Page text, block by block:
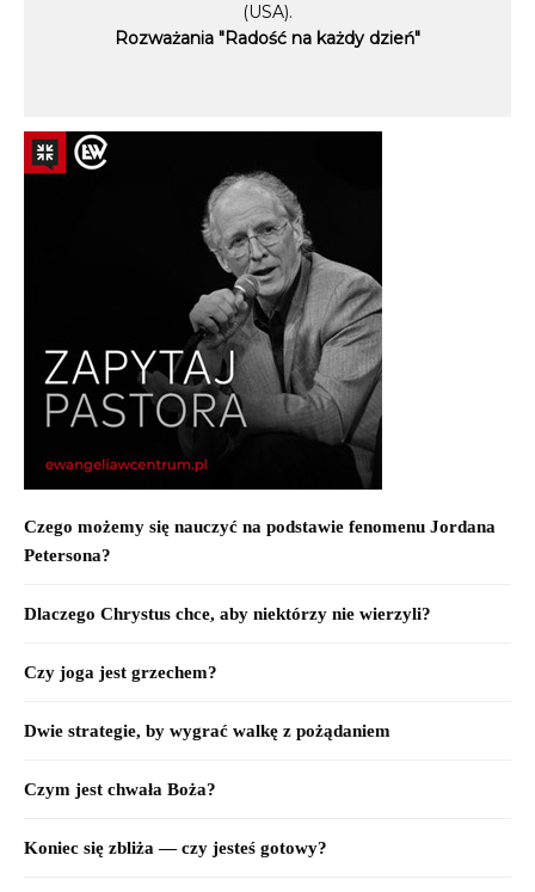
(USA).
Rozważania "Radość na każdy dzień"
Czego możemy się nauczyć na podstawie fenomenu Jordana
Petersona?
Dlaczego Chrystus chce, aby niektórzy nie wierzyli?
Czy joga jest grzechem?
Dwie strategie, by wygrać walkę z pożądaniem
Czym jest chwała Boża?
Koniec się zbliża — czy jesteś gotowy?